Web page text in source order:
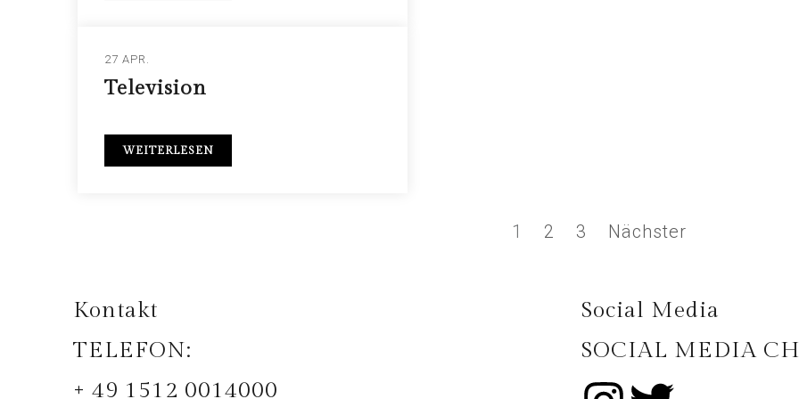
27 APR.
Television
WEITERLESEN
1 2 3 Nächster
Kontakt
TELEFON:
+ 49 1512 0014000
Social Media
SOCIAL MEDIA